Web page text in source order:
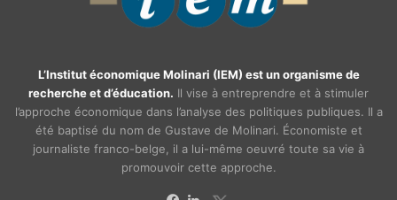
L’Institut économique Molinari (IEM) est un organisme de
recherche et d’éducation. Il vise à entreprendre et à stimuler
l’approche économique dans l’analyse des politiques publiques. Il a
été baptisé du nom de Gustave de Molinari. Économiste et
journaliste franco-belge, il a lui-même oeuvré toute sa vie à
promouvoir cette approche.